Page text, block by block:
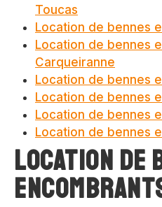
Toucas
Location de bennes
Location de bennes
Carqueiranne
Location de bennes
Location de bennes
Location de bennes
Location de bennes
Location de